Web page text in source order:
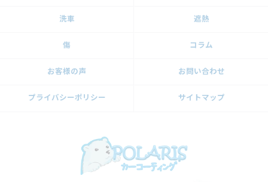
洗車 遮熱
傷 コラム
お客様の声 お問い合わせ
プライバシーポリシー サイトマップ